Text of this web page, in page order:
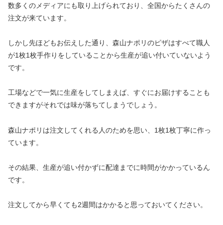
数多くのメディアにも取り上げられており、全国からたくさんの
注文が来ています。
しかし先ほどもお伝えした通り、森山ナポリのピザはすべて職人
が1枚1枚手作りをしていることから生産が追い付いていないよう
です。
工場などで一気に生産をしてしまえば、すぐにお届けすることも
できますがそれでは味が落ちてしまうでしょう。
森山ナポリは注文してくれる人のためを思い、1枚1枚丁寧に作っ
ています。
その結果、生産が追い付かずに配達までに時間がかかっているん
です。
注文してから早くても2週間はかかると思っておいてください。